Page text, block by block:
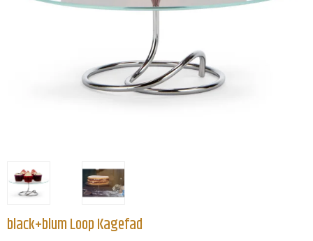
black+blum Loop Kagefad